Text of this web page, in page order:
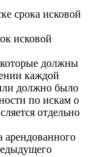
срока исковой
исковой
которые должны
каждой
должно было
по искам о
отдельно
арендованного